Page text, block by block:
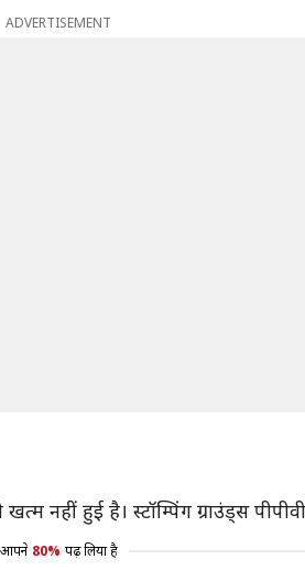
ADVERTISEMENT
हुई है। स्टॉम्पिंग ग्राउंड्स
आपने 80% पढ़ लिया है